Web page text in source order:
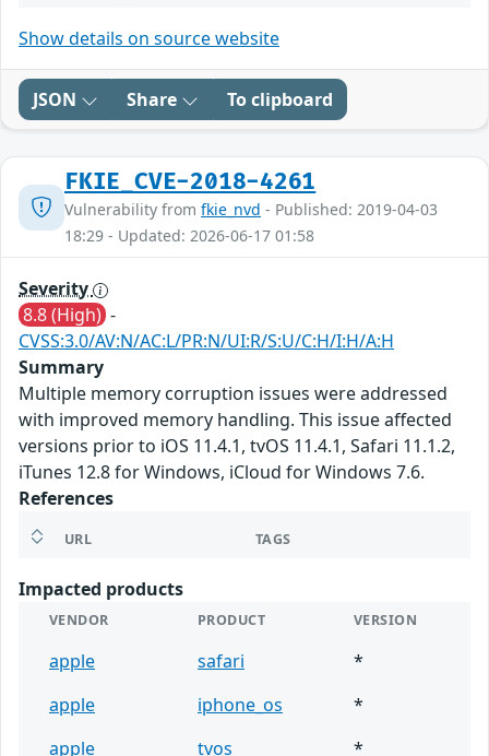
Show details on source website
JSON Share To clipboard
FKIE_CVE-2018-4261
Vulnerability from fkie_nvd - Published: 2019-04-03
18:29 - Updated: 2026-06-17 01:58
Severity
8.8 (High) -
CVSS:3.0/AV:N/AC:L/PR:N/UI:R/S:U/C:H/I:H/A:H
Summary
Multiple memory corruption issues were addressed
with improved memory handling. This issue affected
versions prior to iOS 11.4.1, tvOS 11.4.1, Safari 11.1.2,
iTunes 12.8 for Windows, iCloud for Windows 7.6.
References
URL TAGS
Impacted products
VENDOR PRODUCT VERSION
apple safari
*
apple
iphone_os
*
apple
tvos
*